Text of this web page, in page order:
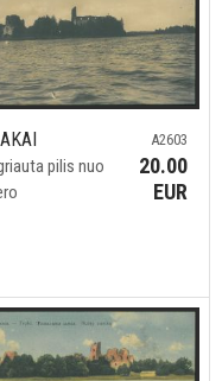
pilis nuo
A2603
20.00
EUR